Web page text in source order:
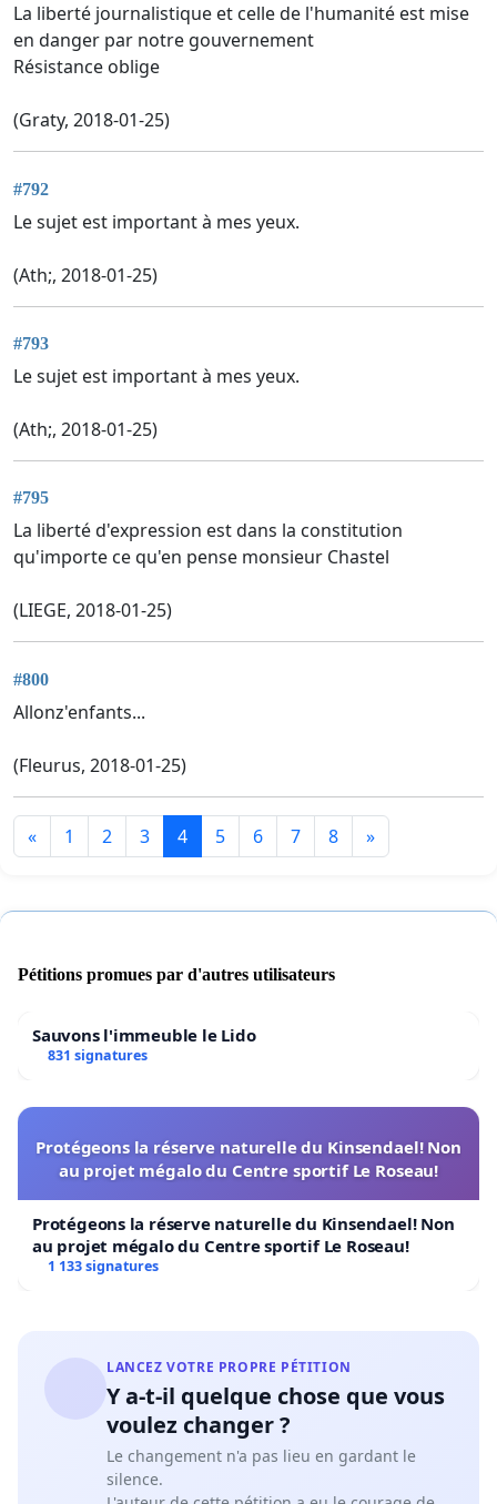
La liberté journalistique et celle de l'humanité est mise
en danger par notre gouvernement
Résistance oblige
(Graty, 2018-01-25)
#792
Le sujet est important à mes yeux.
(Ath;, 2018-01-25)
#793
Le sujet est important à mes yeux.
(Ath;, 2018-01-25)
#795
La liberté d'expression est dans la constitution
qu'importe ce qu'en pense monsieur Chastel
(LIEGE, 2018-01-25)
#800
Allonz'enfants...
(Fleurus, 2018-01-25)
« 1 2 3 4 5 6 7 8 »
Pétitions promues par d'autres utilisateurs
Sauvons l'immeuble le Lido
831 signatures
Protégeons la réserve naturelle du Kinsendael! Non
au projet mégalo du Centre sportif Le Roseau!
Protégeons la réserve naturelle du Kinsendael! Non
au projet mégalo du Centre sportif Le Roseau!
1 133 signatures
LANCEZ VOTRE PROPRE PÉTITION
Y a-t-il quelque chose que vous
voulez changer ?
Le changement n'a pas lieu en gardant le
silence.